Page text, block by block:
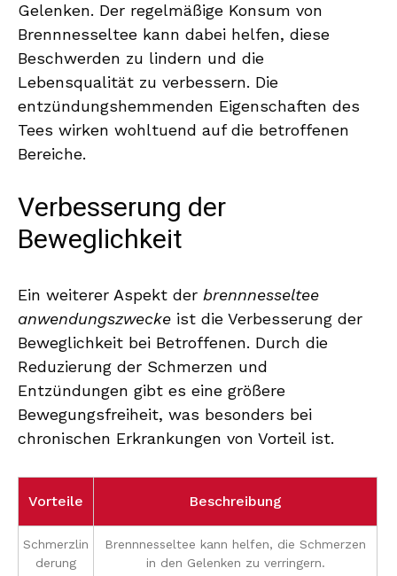
Gelenken. Der regelmäßige Konsum von
Brennnesseltee kann dabei helfen, diese
Beschwerden zu lindern und die
Lebensqualität zu verbessern. Die
entzündungshemmenden Eigenschaften des
Tees wirken wohltuend auf die betroffenen
Bereiche.
Verbesserung der
Beweglichkeit
Ein weiterer Aspekt der brennnesseltee
anwendungszwecke ist die Verbesserung der
Beweglichkeit bei Betroffenen. Durch die
Reduzierung der Schmerzen und
Entzündungen gibt es eine größere
Bewegungsfreiheit, was besonders bei
chronischen Erkrankungen von Vorteil ist.
Vorteile Beschreibung
Schmerzlin
derung
Brennnesseltee kann helfen, die Schmerzen
in den Gelenken zu verringern.